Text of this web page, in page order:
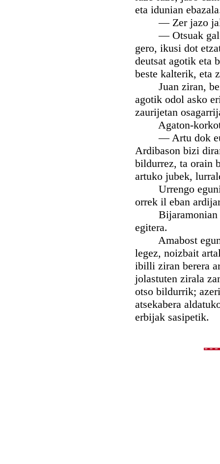
eta idunian
— Zer jazo
— Otsuak galdu
gero, ikusi dot
deutsat agotik eta
beste kalterik, eta
Juan ziran, bein
agotik odol asko
zaurijetan
Agaton-
— Artu dok eure
Ardibason bizi
bildurrez, ta orain
artuko jubek,
Urrengo
orrek il eban
Bijaramonian
egitera.
Amabost
legez, noizbait
ibilli ziran berera
jolastuten zirala
otso bildurrik;
atsekabera
erbijak sasipetik.